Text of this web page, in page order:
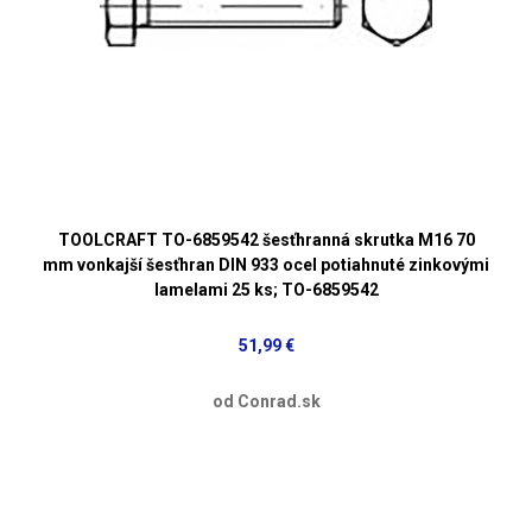
TOOLCRAFT TO-6859542 šesťhranná skrutka M16 70
mm vonkajší šesťhran DIN 933 ocel potiahnuté zinkovými
lamelami 25 ks; TO-6859542
51,99 €
od Conrad.sk